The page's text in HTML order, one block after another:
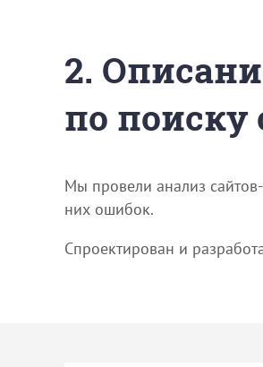
2.
по
Мы провели анализ
них ошибок.
Спроектирован и